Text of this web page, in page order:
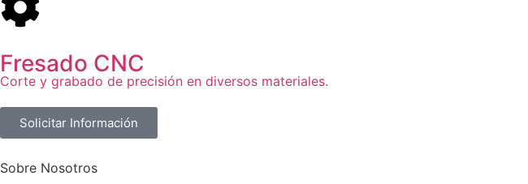
Fresado CNC
Corte y grabado de precisión en diversos materiales.
Solicitar Información
Sobre Nosotros